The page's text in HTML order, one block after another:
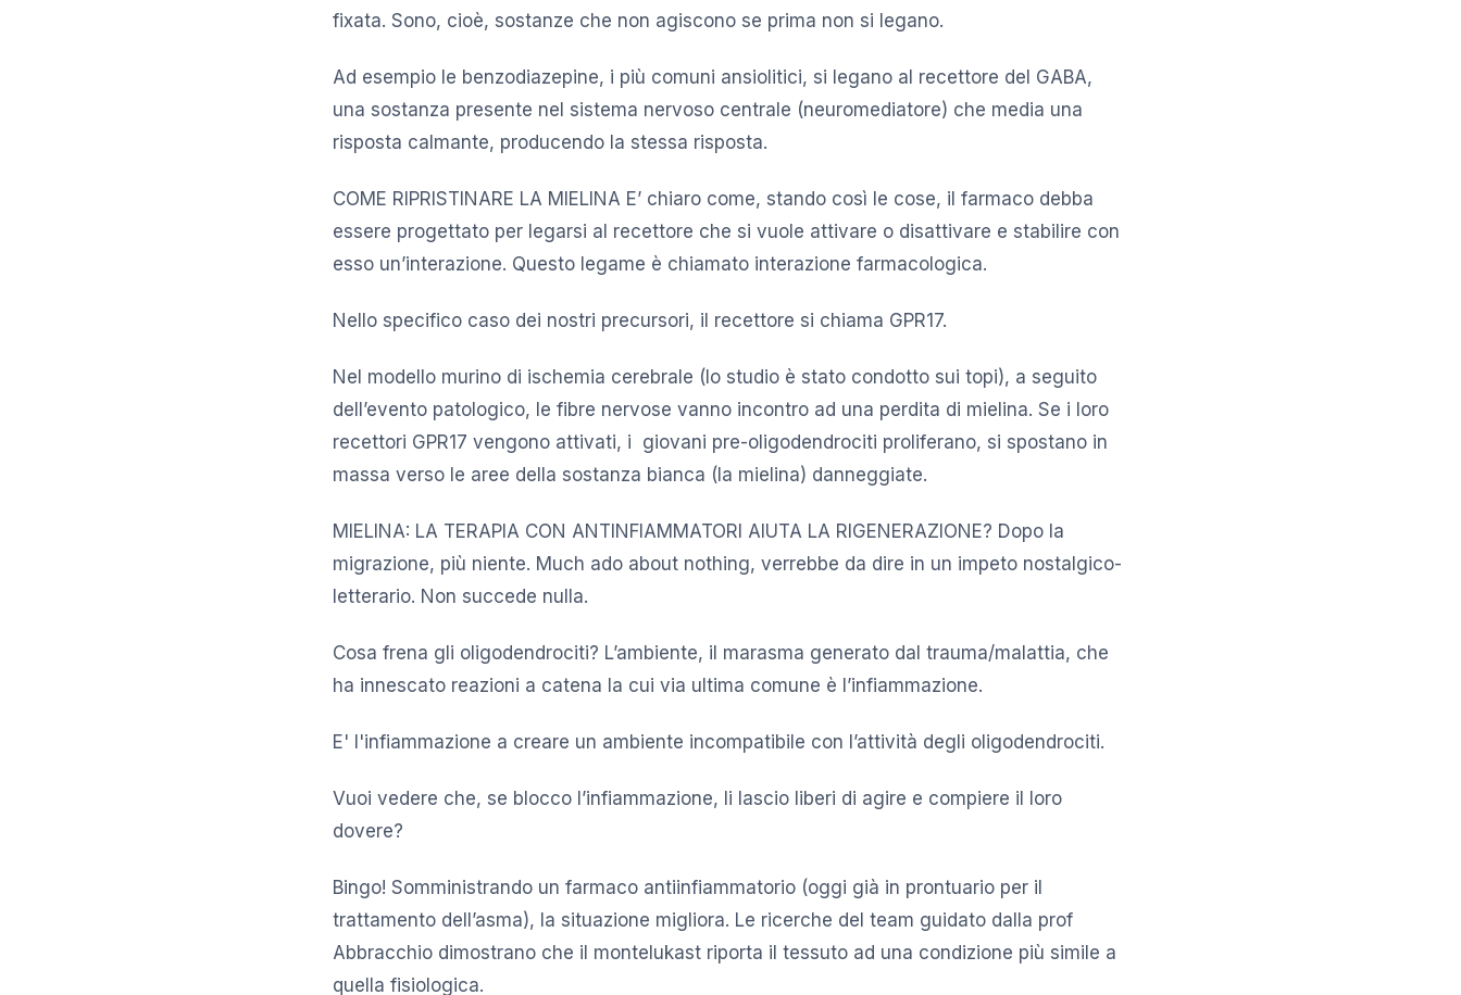
fixata. Sono, cioè, sostanze che non agiscono se prima non si legano.
Ad esempio le benzodiazepine, i più comuni ansiolitici, si legano al recettore del GABA,
una sostanza presente nel sistema nervoso centrale (neuromediatore) che media una
risposta calmante, producendo la stessa risposta.
COME RIPRISTINARE LA MIELINA E’ chiaro come, stando così le cose, il farmaco debba
essere progettato per legarsi al recettore che si vuole attivare o disattivare e stabilire con
esso un’interazione. Questo legame è chiamato interazione farmacologica.
Nello specifico caso dei nostri precursori, il recettore si chiama GPR17.
Nel modello murino di ischemia cerebrale (lo studio è stato condotto sui topi), a seguito
dell’evento patologico, le fibre nervose vanno incontro ad una perdita di mielina. Se i loro
recettori GPR17 vengono attivati, i giovani pre-oligodendrociti proliferano, si spostano in
massa verso le aree della sostanza bianca (la mielina) danneggiate.
MIELINA: LA TERAPIA CON ANTINFIAMMATORI AIUTA LA RIGENERAZIONE? Dopo la
migrazione, più niente. Much ado about nothing, verrebbe da dire in un impeto nostalgico-
letterario. Non succede nulla.
Cosa frena gli oligodendrociti? L’ambiente, il marasma generato dal trauma/malattia, che
ha innescato reazioni a catena la cui via ultima comune è l’infiammazione.
E' l'infiammazione a creare un ambiente incompatibile con l’attività degli oligodendrociti.
Vuoi vedere che, se blocco l’infiammazione, li lascio liberi di agire e compiere il loro
dovere?
Bingo! Somministrando un farmaco antiinfiammatorio (oggi già in prontuario per il
trattamento dell’asma), la situazione migliora. Le ricerche del team guidato dalla prof
Abbracchio dimostrano che il montelukast riporta il tessuto ad una condizione più simile a
quella fisiologica.